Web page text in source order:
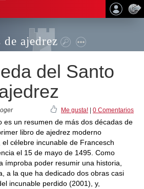
ajedrez
del Santo
Me gusta! 0 Comentarios
es un resumen de más dos décadas de
libro de ajedrez moderno
célebre incunable de Francesch
el 15 de mayo de 1495. Como
ímproba poder resumir una historia,
a la que ha dedicado dos obras casi
incunable perdido (2001), y,